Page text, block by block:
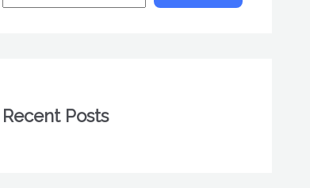
Recent Posts